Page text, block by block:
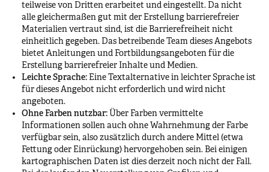
teilweise von Dritten erarbeitet und eingestellt. Da nicht
alle gleichermaßen gut mit der Erstellung barrierefreier
Materialien vertraut sind, ist die Barrierefreiheit nicht
einheitlich gegeben. Das betreibende Team dieses Angebots
bietet Anleitungen und Fortbildungsangeboten für die
Erstellung barrierefreier Inhalte und Medien.
Leichte Sprache:Eine Textalternative in leichter Sprache ist
für dieses Angebot nicht erforderlich und wird nicht
angeboten.
Ohne Farben nutzbar: Über Farben vermittelte
Informationen sollen auch ohne Wahrnehmung der Farbe
verfügbar sein, also zusätzlich durch andere Mittel (etwa
Fettung oder Einrückung) hervorgehoben sein. Bei einigen
kartographischen Daten ist dies derzeit noch nicht der Fall.